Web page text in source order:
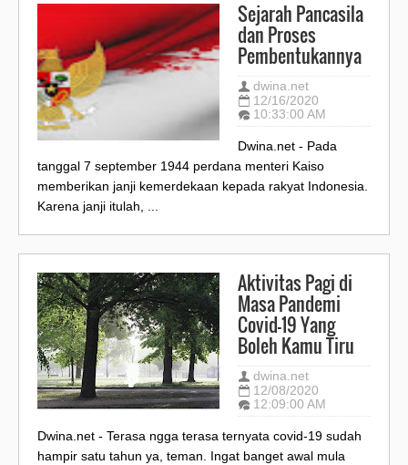
Sejarah Pancasila
dan Proses
Pembentukannya
dwina.net
12/16/2020
10:33:00 AM
Dwina.net - Pada
tanggal 7 september 1944 perdana menteri Kaiso
memberikan janji kemerdekaan kepada rakyat Indonesia.
Karena janji itulah, ...
Aktivitas Pagi di
Masa Pandemi
Covid-19 Yang
Boleh Kamu Tiru
dwina.net
12/08/2020
12:09:00 AM
Dwina.net - Terasa ngga terasa ternyata covid-19 sudah
hampir satu tahun ya, teman. Ingat banget awal mula